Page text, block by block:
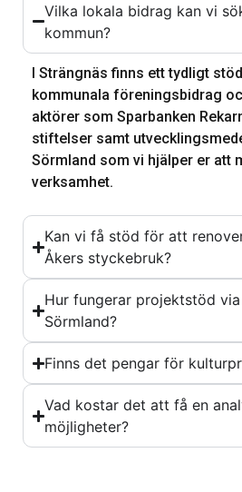
Vilka lokala bidrag kan vi
kommun?
I Strängnäs finns ett tydligt
kommunala föreningsbidrag
aktörer som Sparbanken
stiftelser samt
Sörmland som vi hjälper er att
verksamhet.
Kan vi få stöd för att
Åkers styckebruk?
Hur fungerar projektstöd
Sörmland?
Finns det pengar för
Vad kostar det att få en
möjligheter?